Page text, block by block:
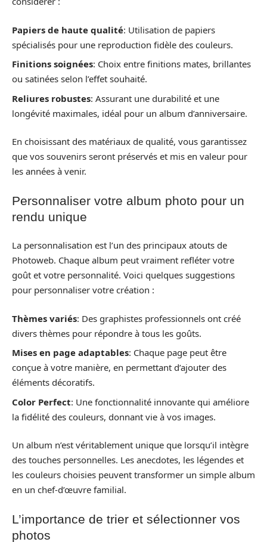
Papiers de haute qualité: Utilisation de papiers
spécialisés pour une reproduction fidèle des couleurs.
Finitions soignées: Choix entre finitions mates, brillantes
ou satinées selon l’effet souhaité.
Reliures robustes: Assurant une durabilité et une
longévité maximales, idéal pour un album d’anniversaire.
En choisissant des matériaux de qualité, vous garantissez
que vos souvenirs seront préservés et mis en valeur pour
les années à venir.
Personnaliser votre album photo pour un
rendu unique
La personnalisation est l’un des principaux atouts de
Photoweb. Chaque album peut vraiment refléter votre
goût et votre personnalité. Voici quelques suggestions
pour personnaliser votre création :
Thèmes variés: Des graphistes professionnels ont créé
divers thèmes pour répondre à tous les goûts.
Mises en page adaptables: Chaque page peut être
conçue à votre manière, en permettant d’ajouter des
éléments décoratifs.
Color Perfect: Une fonctionnalité innovante qui améliore
la fidélité des couleurs, donnant vie à vos images.
Un album n’est véritablement unique que lorsqu’il intègre
des touches personnelles. Les anecdotes, les légendes et
les couleurs choisies peuvent transformer un simple album
en un chef-d’œuvre familial.
L’importance de trier et sélectionner vos
photos